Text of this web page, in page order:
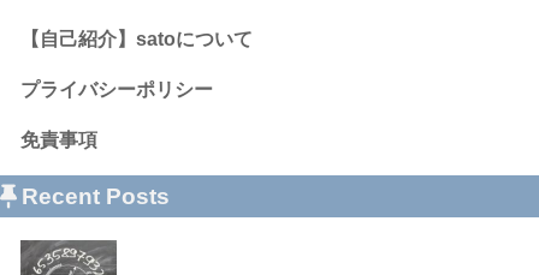
【自己紹介】satoについて
プライバシーポリシー
免責事項
Recent Posts